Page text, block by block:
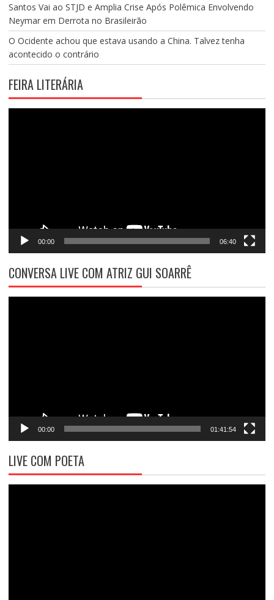
Santos Vai ao STJD e Amplia Crise Após Polêmica Envolvendo
Neymar em Derrota no Brasileirão
O Ocidente achou que estava usando a China. Talvez tenha
acontecido o contrário
FEIRA LITERÁRIA
00:00 06:40
CONVERSA LIVE COM ATRIZ GUI SOARRÊ
00:00 01:41:54
LIVE COM POETA